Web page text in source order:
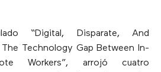
“Digital, Disparate, And
The Technology Gap Between In-
Workers”, arrojó cuatro